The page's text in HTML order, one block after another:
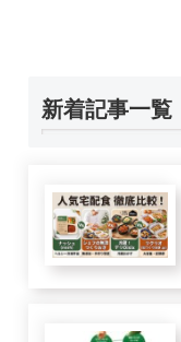
新着記事一覧